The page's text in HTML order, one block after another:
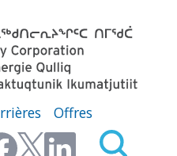
MenuOffres